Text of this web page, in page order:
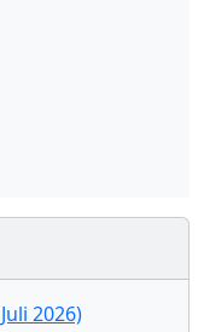
2026)